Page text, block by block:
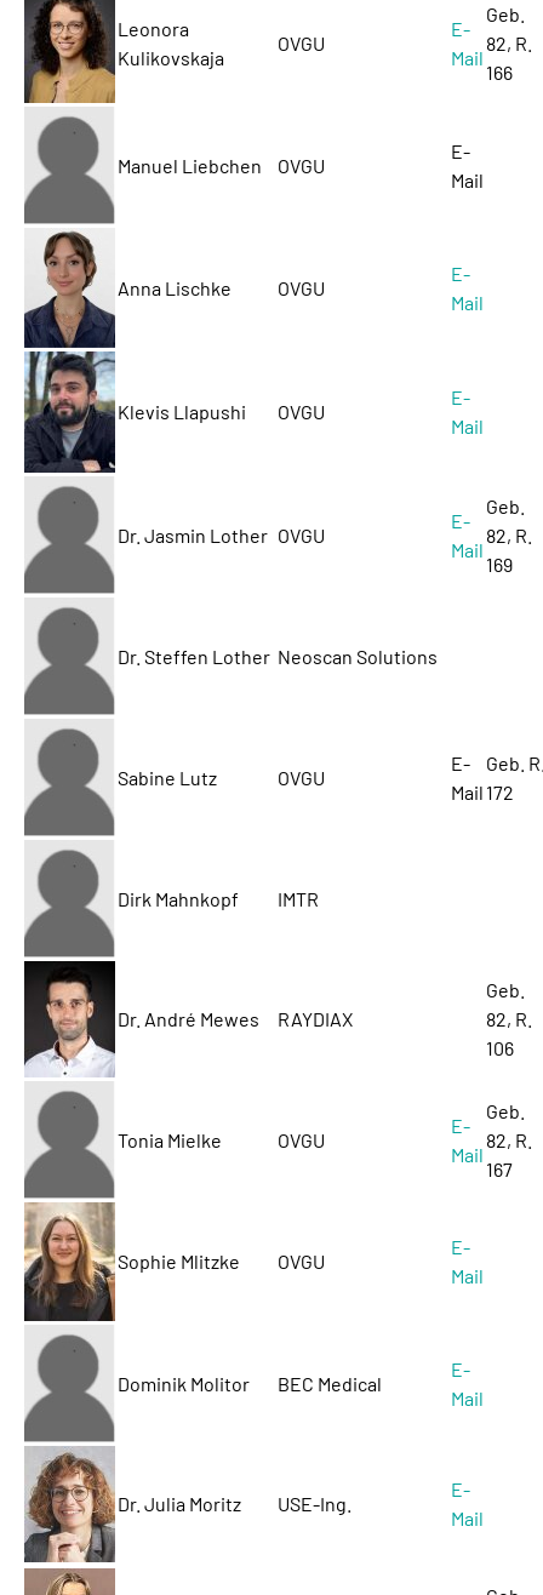
Leonora
Kulikovskaja
OVGU
E-
Mail
Geb.
82, R.
166
Manuel Liebchen OVGU
E-
Mail
Anna Lischke OVGU
E-
Mail
Klevis Llapushi OVGU
E-
Mail
Dr. Jasmin Lother OVGU
E-
Mail
Geb.
82, R.
169
Dr. Steffen Lother Neoscan Solutions
Sabine Lutz OVGU
E-
Mail
Geb.
172
Dirk Mahnkopf IMTR
Dr. André Mewes RAYDIAX
Geb.
82, R.
106
Tonia Mielke OVGU
E-
Mail
Geb.
82, R.
167
Sophie Mlitzke OVGU
E-
Mail
Dominik Molitor BEC Medical
E-
Mail
Dr. Julia Moritz USE-Ing.
E-
Mail